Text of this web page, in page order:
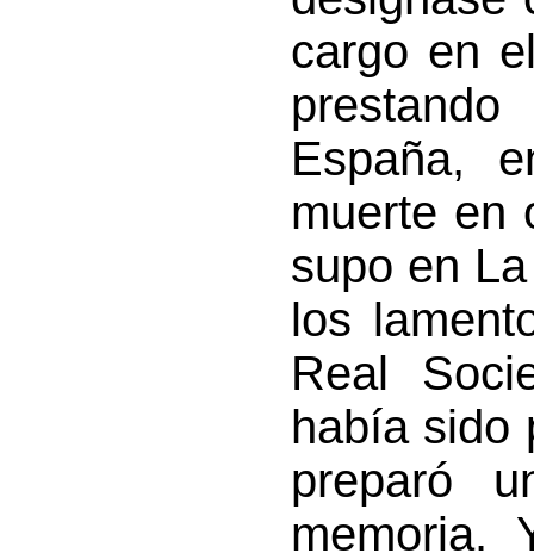
cargo en
España,
muerte en
supo en
los
Real
había sido
preparó
memoria.